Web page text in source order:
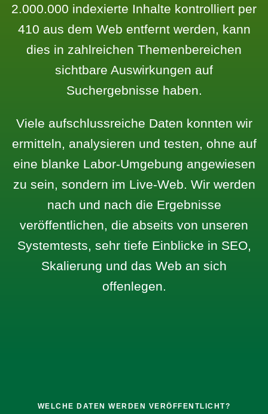
2.000.000 indexierte Inhalte kontrolliert per
410 aus dem Web entfernt werden, kann
dies in zahlreichen Themenbereichen
sichtbare Auswirkungen auf
Suchergebnisse haben.
Viele aufschlussreiche Daten konnten wir
ermitteln, analysieren und testen, ohne auf
eine blanke Labor-Umgebung angewiesen
zu sein, sondern im Live-Web. Wir werden
nach und nach die Ergebnisse
veröffentlichen, die abseits von unseren
Systemtests, sehr tiefe Einblicke in SEO,
Skalierung und das Web an sich
offenlegen.
WELCHE DATEN WERDEN VERÖFFENTLICHT?